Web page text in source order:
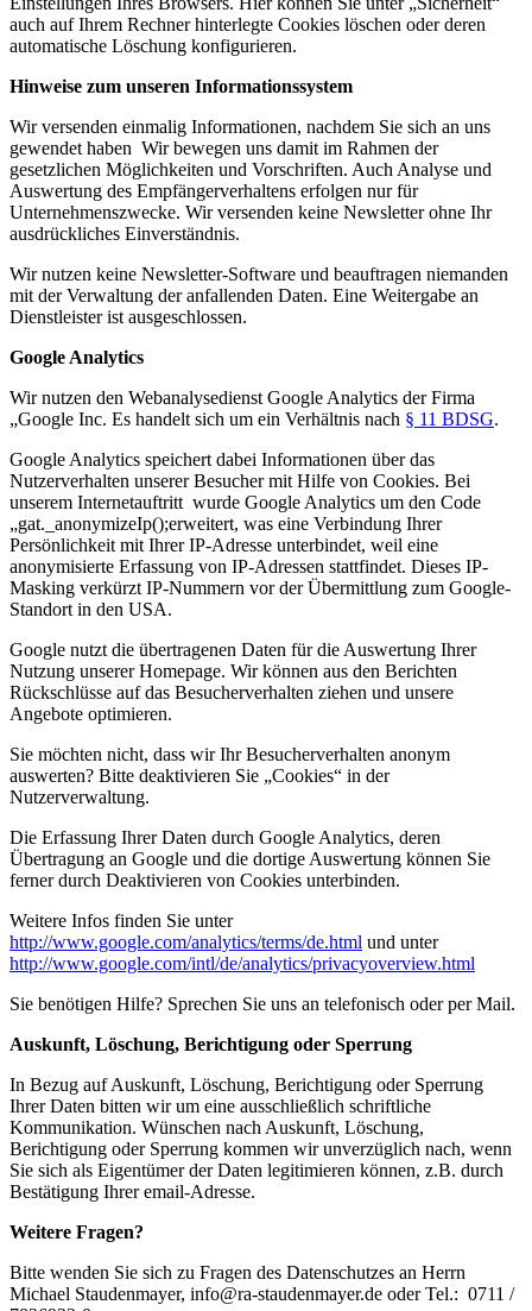
auch auf Ihrem Rechner hinterlegte Cookies löschen oder deren
automatische Löschung konfigurieren.
Hinweise zum unseren Informationssystem
Wir versenden einmalig Informationen, nachdem Sie sich an uns
gewendet haben Wir bewegen uns damit im Rahmen der
gesetzlichen Möglichkeiten und Vorschriften. Auch Analyse und
Auswertung des Empfängerverhaltens erfolgen nur für
Unternehmenszwecke. Wir versenden keine Newsletter ohne Ihr
ausdrückliches Einverständnis.
Wir nutzen keine Newsletter-Software und beauftragen niemanden
mit der Verwaltung der anfallenden Daten. Eine Weitergabe an
Dienstleister ist ausgeschlossen.
Google Analytics
Wir nutzen den Webanalysedienst Google Analytics der Firma
„Google Inc. Es handelt sich um ein Verhältnis nach § 11 BDSG.
Google Analytics speichert dabei Informationen über das
Nutzerverhalten unserer Besucher mit Hilfe von Cookies. Bei
unserem Internetauftritt wurde Google Analytics um den Code
„gat._anonymizeIp();erweitert, was eine Verbindung Ihrer
Persönlichkeit mit Ihrer IP-Adresse unterbindet, weil eine
anonymisierte Erfassung von IP-Adressen stattfindet. Dieses IP-
Masking verkürzt IP-Nummern vor der Übermittlung zum Google-
Standort in den USA.
Google nutzt die übertragenen Daten für die Auswertung Ihrer
Nutzung unserer Homepage. Wir können aus den Berichten
Rückschlüsse auf das Besucherverhalten ziehen und unsere
Angebote optimieren.
Sie möchten nicht, dass wir Ihr Besucherverhalten anonym
auswerten? Bitte deaktivieren Sie „Cookies“ in der
Nutzerverwaltung.
Die Erfassung Ihrer Daten durch Google Analytics, deren
Übertragung an Google und die dortige Auswertung können Sie
ferner durch Deaktivieren von Cookies unterbinden.
Weitere Infos finden Sie unter
http://www.google.com/analytics/terms/de.html und unter
http://www.google.com/intl/de/analytics/privacyoverview.html
Sie benötigen Hilfe? Sprechen Sie uns an telefonisch oder per Mail.
Auskunft, Löschung, Berichtigung oder Sperrung
In Bezug auf Auskunft, Löschung, Berichtigung oder Sperrung
Ihrer Daten bitten wir um eine ausschließlich schriftliche
Kommunikation. Wünschen nach Auskunft, Löschung,
Berichtigung oder Sperrung kommen wir unverzüglich nach, wenn
Sie sich als Eigentümer der Daten legitimieren können, z.B. durch
Bestätigung Ihrer email-Adresse.
Weitere Fragen?
Bitte wenden Sie sich zu Fragen des Datenschutzes an Herrn
Michael Staudenmayer, info@ra-staudenmayer.de oder Tel.: 0711 /